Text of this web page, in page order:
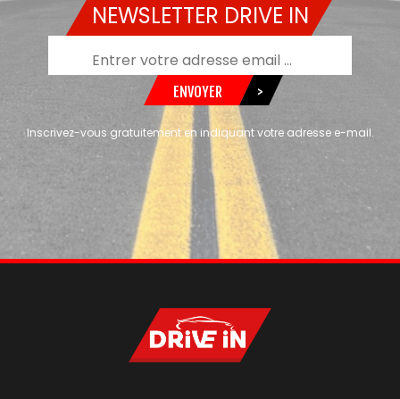
NEWSLETTER DRIVE IN
ENVOYER >
Inscrivez-vous gratuitement en indiquant votre adresse e-mail.